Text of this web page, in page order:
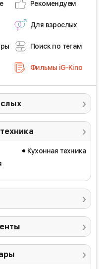
Рекомендуем
Для взрослых
Поиск по тегам
Фильмы iG-Kino
Кухонная техника